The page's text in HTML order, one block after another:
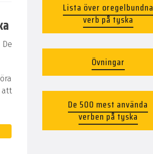
att
Lista över oregelbundna
verb på tyska
Övningar
De 500 mest använda
verben på tyska